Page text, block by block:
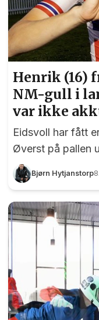
Henrik (16)
NM-gull i
var ikke
Eidsvoll har fått
Øverst på pallen
to uker siden sto
Johnsen fra
stort og vant
andre ryttere. -
spurten for
Gilje Lygra og
vant jeg spurten,
en utpreget
Bjørn Hytjanstorp